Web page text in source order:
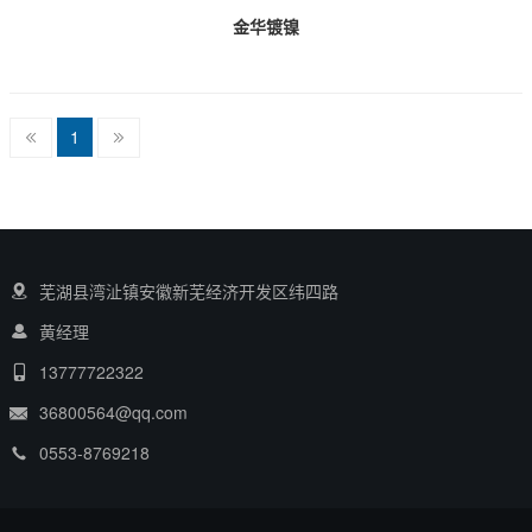
金华镀镍
1
芜湖县湾沚镇安徽新芜经济开发区纬四路
黄经理
13777722322
36800564@qq.com
0553-8769218